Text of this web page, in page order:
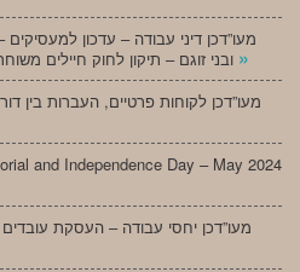
מעו”דכן דיני עבודה – עדכון
»
מעו”דכן לקוחות פרטיים, העברות בין
and Independence Day – May 2024
מעו”דכן יחסי עבודה – העסקת עובדים